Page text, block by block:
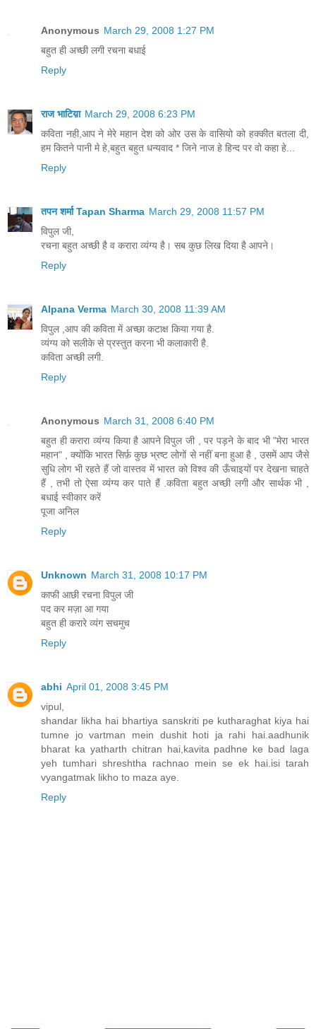
Anonymous March 29, 2008 1:27 PM
बहुत ही अच्छी लगी रचना बधाई
Reply
राज भाटिय़ा March 29, 2008 6:23 PM
कविता नही,आप ने मेरे महान देश को ओर उस के वासियो को हक्कीत बतला दी,
हम कितने पानी मे हे,बहुत बहुत धन्यवाद * जिने नाज हे हिन्द पर वो कहा हे...
Reply
तपन शर्मा Tapan Sharma March 29, 2008 11:57 PM
विपुल जी,
रचना बहुत अच्छी है व करारा व्यंग्य है। सब कुछ लिख दिया है आपने।
Reply
Alpana Verma March 30, 2008 11:39 AM
विपुल ,आप की कविता में अच्छा कटाक्ष किया गया है.
व्यंग्य को सलीके से प्रस्तुत करना भी कलाकारी है.
कविता अच्छी लगी.
Reply
Anonymous March 31, 2008 6:40 PM
बहुत ही करारा व्यंग्य किया है आपने विपुल जी , पर पड़ने के बाद भी "मेरा भारत
महान" , क्योंकि भारत सिर्फ़ कुछ भ्रष्ट लोगों से नहीं बना हुआ है , उसमें आप जैसे
सुधि लोग भी रहते हैं जो वास्तव में भारत को विश्व की ऊँचाइयों पर देखना चाहते
हैं , तभी तो ऐसा व्यंग्य कर पाते हैं .कविता बहुत अच्छी लगी और सार्थक भी ,
बधाई स्वीकार करें
पूजा अनिल
Reply
Unknown March 31, 2008 10:17 PM
काफी आछी रचना विपुल जी
पद कर मज़ा आ गया
बहुत ही करारे व्यंग सचमुच
Reply
abhi April 01, 2008 3:45 PM
vipul,
shandar likha hai bhartiya sanskriti pe kutharaghat kiya hai
tumne jo vartman mein dushit hoti ja rahi hai.aadhunik
bharat ka yatharth chitran hai,kavita padhne ke bad laga
yeh tumhari shreshtha rachnao mein se ek hai.isi tarah
vyangatmak likho to maza aye.
Reply